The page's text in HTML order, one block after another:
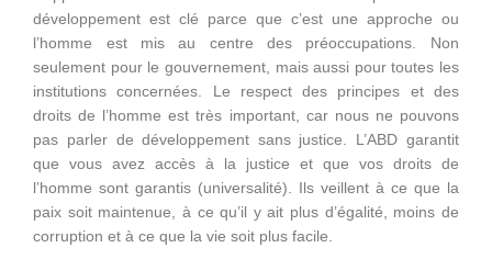
développement est clé parce que c’est une approche ou
l’homme est mis au centre des préoccupations. Non
seulement pour le gouvernement, mais aussi pour toutes les
institutions concernées. Le respect des principes et des
droits de l’homme est très important, car nous ne pouvons
pas parler de développement sans justice. L’ABD garantit
que vous avez accès à la justice et que vos droits de
l’homme sont garantis (universalité). Ils veillent à ce que la
paix soit maintenue, à ce qu’il y ait plus d’égalité, moins de
corruption et à ce que la vie soit plus facile.